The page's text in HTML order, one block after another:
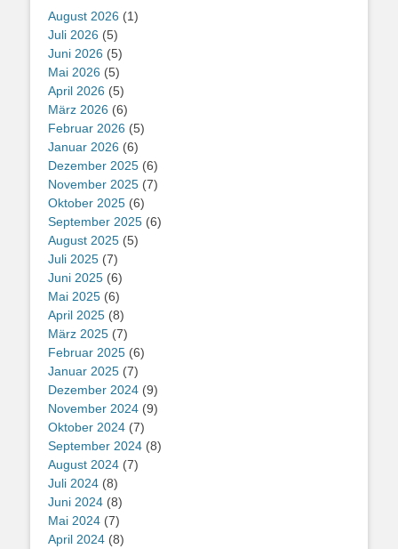
August 2026 (1)
Juli 2026 (5)
Juni 2026 (5)
Mai 2026 (5)
April 2026 (5)
März 2026 (6)
Februar 2026 (5)
Januar 2026 (6)
Dezember 2025 (6)
November 2025 (7)
Oktober 2025 (6)
September 2025 (6)
August 2025 (5)
Juli 2025 (7)
Juni 2025 (6)
Mai 2025 (6)
April 2025 (8)
März 2025 (7)
Februar 2025 (6)
Januar 2025 (7)
Dezember 2024 (9)
November 2024 (9)
Oktober 2024 (7)
September 2024 (8)
August 2024 (7)
Juli 2024 (8)
Juni 2024 (8)
Mai 2024 (7)
April 2024 (8)